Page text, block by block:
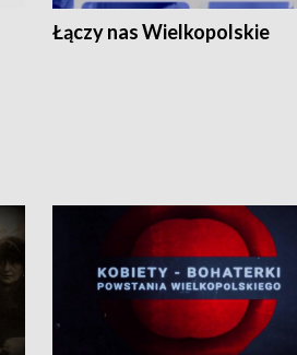
Łączy nas Wielkopolskie